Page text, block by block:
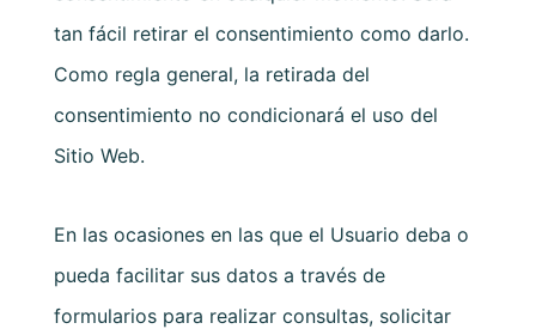
tan fácil retirar el consentimiento como darlo.
Como regla general, la retirada del
consentimiento no condicionará el uso del
Sitio Web.
En las ocasiones en las que el Usuario deba o
pueda facilitar sus datos a través de
formularios para realizar consultas, solicitar